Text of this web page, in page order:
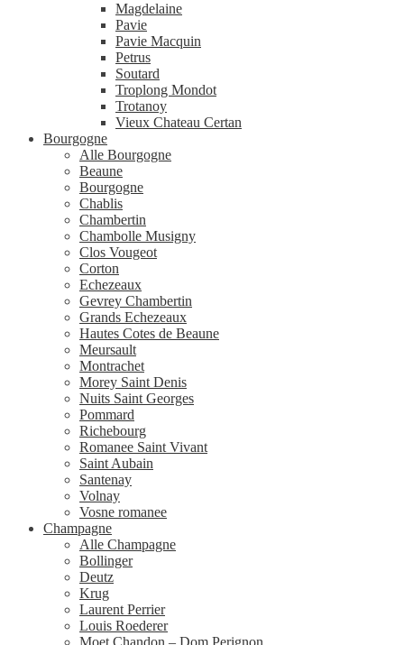
Magdelaine
Pavie
Pavie Macquin
Petrus
Soutard
Troplong Mondot
Trotanoy
Vieux Chateau Certan
Bourgogne
Alle Bourgogne
Beaune
Bourgogne
Chablis
Chambertin
Chambolle Musigny
Clos Vougeot
Corton
Echezeaux
Gevrey Chambertin
Grands Echezeaux
Hautes Cotes de Beaune
Meursault
Montrachet
Morey Saint Denis
Nuits Saint Georges
Pommard
Richebourg
Romanee Saint Vivant
Saint Aubain
Santenay
Volnay
Vosne romanee
Champagne
Alle Champagne
Bollinger
Deutz
Krug
Laurent Perrier
Louis Roederer
Moet Chandon – Dom Perignon